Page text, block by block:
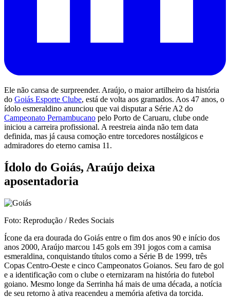
Ele não cansa de surpreender. Araújo, o maior artilheiro da história
do Goiás Esporte Clube, está de volta aos gramados. Aos 47 anos, o
ídolo esmeraldino anunciou que vai disputar a Série A2 do
Campeonato Pernambucano pelo Porto de Caruaru, clube onde
iniciou a carreira profissional. A reestreia ainda não tem data
definida, mas já causa comoção entre torcedores nostálgicos e
admiradores do eterno camisa 11.
Ídolo do Goiás, Araújo deixa
aposentadoria
Foto: Reprodução / Redes Sociais
Ícone da era dourada do Goiás entre o fim dos anos 90 e início dos
anos 2000, Araújo marcou 145 gols em 391 jogos com a camisa
esmeraldina, conquistando títulos como a Série B de 1999, três
Copas Centro-Oeste e cinco Campeonatos Goianos. Seu faro de gol
e a identificação com o clube o eternizaram na história do futebol
goiano. Mesmo longe da Serrinha há mais de uma década, a notícia
de seu retorno à ativa reacendeu a memória afetiva da torcida.